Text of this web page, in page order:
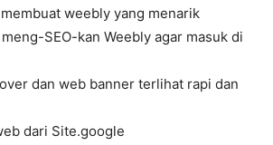
weebly yang menarik
SEO-kan Weebly agar masuk di
dan web banner terlihat rapi dan
dari Site.google